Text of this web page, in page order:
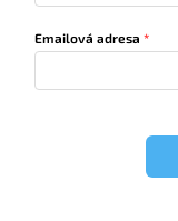
Emailová adresa